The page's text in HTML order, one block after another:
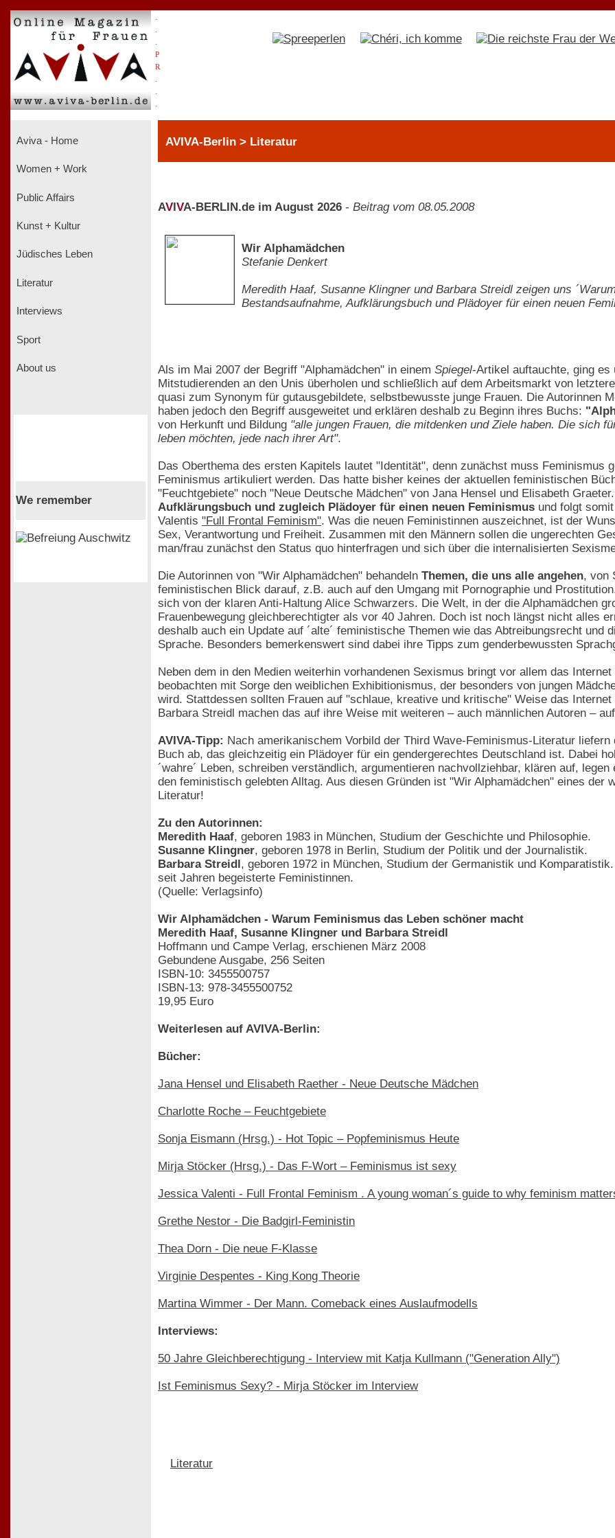
P
R
Aviva - Home
Women + Work
Public Affairs
Kunst + Kultur
Jüdisches Leben
Literatur
Interviews
Sport
About us
We remember
AVIVA-Berlin > Literatur
AV VA-BERLIN.de im August 2026 - Beitrag vom 08.05.2008
Wir Alphamädchen
Stefanie Denkert
Meredith Haaf, Susanne Klingner und Barbara Streidl zeigen uns
Bestandsaufnahme, Aufklärungsbuch und Plädoyer für einen neuen
Als im Mai 2007 der Begriff "Alphamädchen" in einem Spiegel-Artikel auftauchte, ging es
Mitstudierenden an den Unis überholen und schließlich auf dem Arbeitsmarkt von
quasi zum Synonym für gutausgebildete, selbstbewusste junge Frauen. Die Autorinnen
haben jedoch den Begriff ausgeweitet und erklären deshalb zu Beginn ihres Buchs:
von Herkunft und Bildung "alle jungen Frauen, die mitdenken und Ziele haben. Die sich
leben möchten, jede nach ihrer Art".
Das Oberthema des ersten Kapitels lautet "Identität", denn zunächst muss Feminismus
Feminismus artikuliert werden. Das hatte bisher keines der aktuellen feministischen
"Feuchtgebiete" noch "Neue Deutsche Mädchen" von Jana Hensel und Elisabeth
Aufklärungsbuch und zugleich Plädoyer für einen neuen Feminismus und folgt
Valentis "Full Frontal Feminism". Was die neuen Feministinnen auszeichnet, ist der
Sex, Verantwortung und Freiheit. Zusammen mit den Männern sollen die ungerechten
man/frau zunächst den Status quo hinterfragen und sich über die internalisierten
Die Autorinnen von "Wir Alphamädchen" behandeln Themen, die uns alle angehen, von
feministischen Blick darauf, z.B. auch auf den Umgang mit Pornographie und
sich von der klaren Anti-Haltung Alice Schwarzers. Die Welt, in der die Alphamädchen
Frauenbewegung gleichberechtigter als vor 40 Jahren. Doch ist noch längst nicht alles
deshalb auch ein Update auf ´alte´ feministische Themen wie das Abtreibungsrecht
Sprache. Besonders bemerkenswert sind dabei ihre Tipps zum genderbewussten
Neben dem in den Medien weiterhin vorhandenen Sexismus bringt vor allem das
beobachten mit Sorge den weiblichen Exhibitionismus, der besonders von jungen
wird. Stattdessen sollten Frauen auf "schlaue, kreative und kritische" Weise das
Barbara Streidl machen das auf ihre Weise mit weiteren – auch männlichen Autoren –
AVIVA-Tipp: Nach amerikanischem Vorbild der Third Wave-Feminismus-Literatur
Buch ab, das gleichzeitig ein Plädoyer für ein gendergerechtes Deutschland ist. Dabei
´wahre´ Leben, schreiben verständlich, argumentieren nachvollziehbar, klären auf,
den feministisch gelebten Alltag. Aus diesen Gründen ist "Wir Alphamädchen" eines der
Literatur!
Zu den Autorinnen:
Meredith Haaf, geboren 1983 in München, Studium der Geschichte und Philosophie.
Susanne Klingner, geboren 1978 in Berlin, Studium der Politik und der Journalistik.
Barbara Streidl, geboren 1972 in München, Studium der Germanistik und
seit Jahren begeisterte Feministinnen.
(Quelle: Verlagsinfo)
Wir Alphamädchen - Warum Feminismus das Leben schöner macht
Meredith Haaf, Susanne Klingner und Barbara Streidl
Hoffmann und Campe Verlag, erschienen März 2008
Gebundene Ausgabe, 256 Seiten
ISBN-10: 3455500757
ISBN-13: 978-3455500752
19,95 Euro
Weiterlesen auf AVIVA-Berlin:
Bücher:
Jana Hensel und Elisabeth Raether - Neue Deutsche Mädchen
Charlotte Roche – Feuchtgebiete
Sonja Eismann (Hrsg.) - Hot Topic – Popfeminismus Heute
Mirja Stöcker (Hrsg.) - Das F-Wort – Feminismus ist sexy
Jessica Valenti - Full Frontal Feminism . A young woman´s guide to why feminism
Grethe Nestor - Die Badgirl-Feministin
Thea Dorn - Die neue F-Klasse
Virginie Despentes - King Kong Theorie
Martina Wimmer - Der Mann. Comeback eines Auslaufmodells
Interviews:
50 Jahre Gleichberechtigung - Interview mit Katja Kullmann ("Generation Ally")
Ist Feminismus Sexy? - Mirja Stöcker im Interview
Literatur